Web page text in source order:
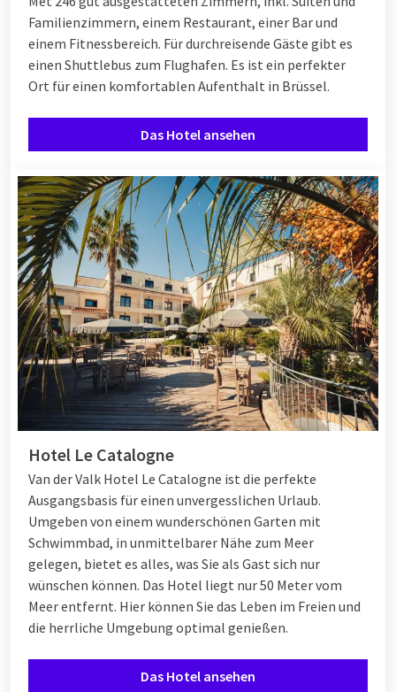
Familienzimmern, einem Restaurant, einer Bar und
einem Fitnessbereich. Für durchreisende Gäste gibt es
einen Shuttlebus zum Flughafen. Es ist ein perfekter
Ort für einen komfortablen Aufenthalt in Brüssel.
Das Hotel ansehen
Hotel Le Catalogne
Van der Valk Hotel Le Catalogne ist die perfekte
Ausgangsbasis für einen unvergesslichen Urlaub.
Umgeben von einem wunderschönen Garten mit
Schwimmbad, in unmittelbarer Nähe zum Meer
gelegen, bietet es alles, was Sie als Gast sich nur
wünschen können. Das Hotel liegt nur 50 Meter vom
Meer entfernt. Hier können Sie das Leben im Freien und
die herrliche Umgebung optimal genießen.
Das Hotel ansehen